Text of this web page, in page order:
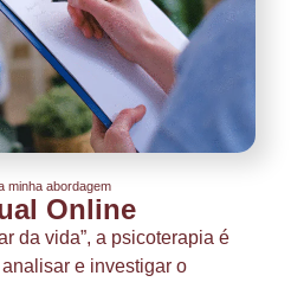
minha abordagem
Online
da vida”, a psicoterapia é
e investigar o